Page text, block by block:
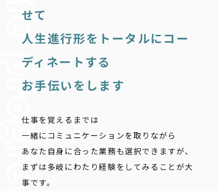
せて
人生進行形をトータルにコー
ディネートする
お手伝いをします
仕事を覚えるまでは
一緒にコミュニケーションを取りながら
あなた自身に合った業務も選択できますが、
まずは多岐にわたり経験をしてみることが大
事です。